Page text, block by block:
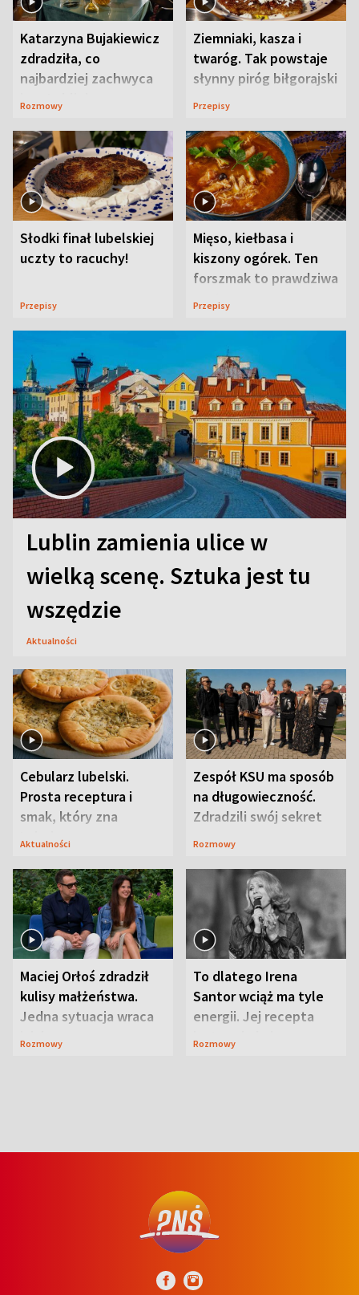
Katarzyna Bujakiewicz
zdradziła, co
najbardziej zachwyca
ją w Lublinie
Rozmowy
Ziemniaki, kasza i
twaróg. Tak powstaje
słynny piróg biłgorajski
Przepisy
Słodki finał lubelskiej
uczty to racuchy!
Przepisy
Mięso, kiełbasa i
kiszony ogórek. Ten
forszmak to prawdziwa
uczta
Przepisy
Lublin zamienia ulice w
wielką scenę. Sztuka jest tu
wszędzie
Aktualności
Cebularz lubelski.
Prosta receptura i
smak, który zna
Lubelszczyzna
Aktualności
Zespół KSU ma sposób
na długowieczność.
Zdradzili swój sekret
Rozmowy
Maciej Orłoś zdradził
kulisy małżeństwa.
Jedna sytuacja wraca
jak bumerang
Rozmowy
To dlatego Irena
Santor wciąż ma tyle
energii. Jej recepta
jest zaskakująco
Rozmowy